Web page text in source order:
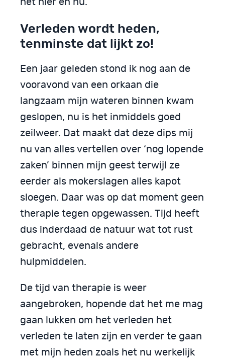
Verleden wordt heden,
tenminste dat lijkt zo!
Een jaar geleden stond ik nog aan de
vooravond van een orkaan die
langzaam mijn wateren binnen kwam
geslopen, nu is het inmiddels goed
zeilweer. Dat maakt dat deze dips mij
nu van alles vertellen over ‘nog lopende
zaken’ binnen mijn geest terwijl ze
eerder als mokerslagen alles kapot
sloegen. Daar was op dat moment geen
therapie tegen opgewassen. Tijd heeft
dus inderdaad de natuur wat tot rust
gebracht, evenals andere
hulpmiddelen.
De tijd van therapie is weer
aangebroken, hopende dat het me mag
gaan lukken om het verleden het
verleden te laten zijn en verder te gaan
met mijn heden zoals het nu werkelijk